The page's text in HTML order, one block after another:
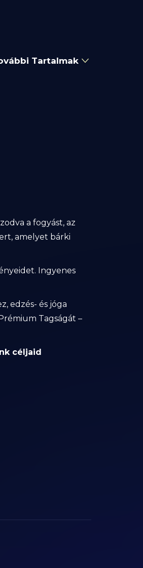
Tartalmak
a fogyást, az
amelyet bárki
Ingyenes
edzés- és jóga
Tagságát –
céljaid